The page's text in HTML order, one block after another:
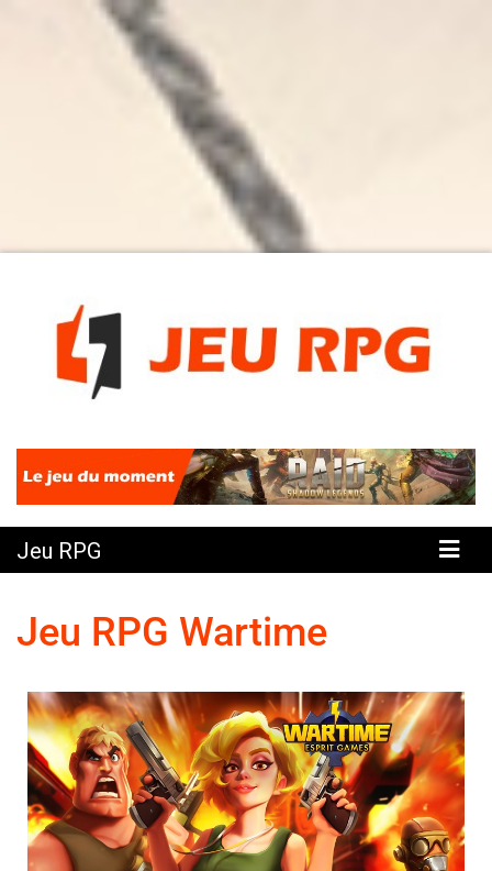
Jeu RPG
Jeu RPG
Jeu RPG Wartime